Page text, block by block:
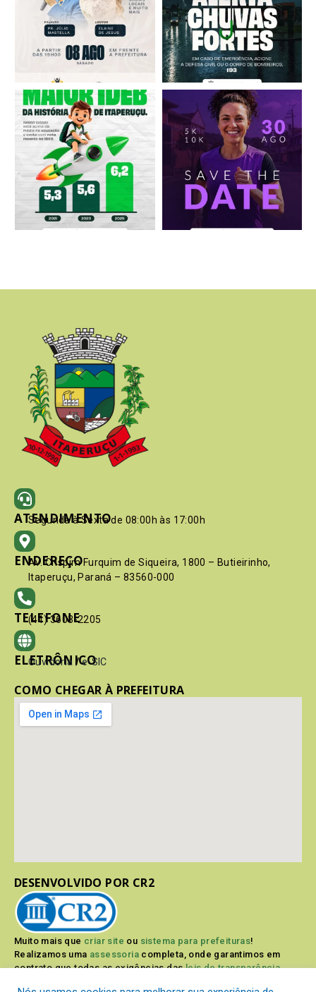
ATENDIMENTO
Segunda à Sexta de 08:00h às 17:00h
ENDEREÇO
Av. Crispim Furquim de Siqueira, 1800 – Butieirinho,
Itaperuçu, Paraná – 83560-000
TELEFONE
(41) 3603-2205
ELETRÔNICO
Ouvidoria / e-SIC
COMO CHEGAR À PREFEITURA
DESENVOLVIDO POR CR2
Muito mais que criar site ou sistema para prefeituras!
Realizamos uma assessoria completa, onde garantimos em
contrato que todas as exigências dasleis de transparência